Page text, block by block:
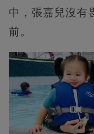
中，張嘉兒沒有
前。